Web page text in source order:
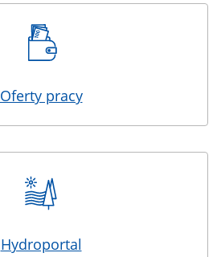
Oferty pracy
Hydroportal